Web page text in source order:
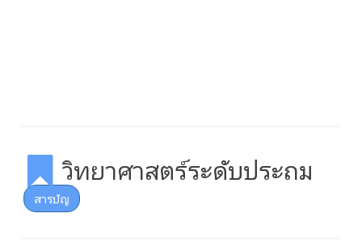
วิทยาศาสตร์ระดับประถม
สารบัญ